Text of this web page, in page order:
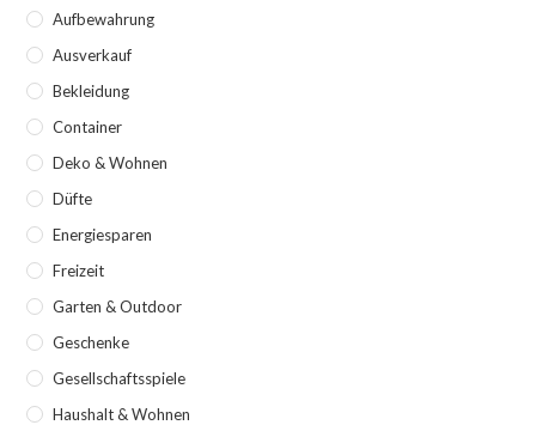
Aufbewahrung
Ausverkauf
Bekleidung
Container
Deko & Wohnen
Düfte
Energiesparen
Freizeit
Garten & Outdoor
Geschenke
Gesellschaftsspiele
Haushalt & Wohnen